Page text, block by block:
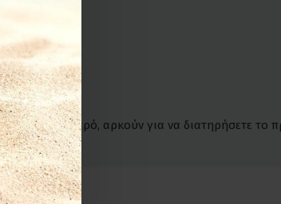
το λόγο.
ή σκέτο νερό, αρκούν για να διατηρήσετε το